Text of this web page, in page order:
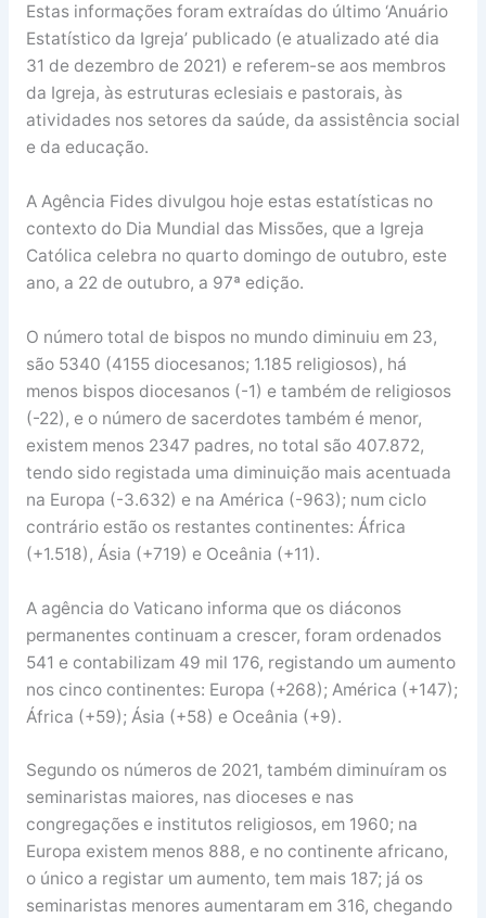
Estas informações foram extraídas do último ‘Anuário
Estatístico da Igreja’ publicado (e atualizado até dia
31 de dezembro de 2021) e referem-se aos membros
da Igreja, às estruturas eclesiais e pastorais, às
atividades nos setores da saúde, da assistência social
e da educação.
A Agência Fides divulgou hoje estas estatísticas no
contexto do Dia Mundial das Missões, que a Igreja
Católica celebra no quarto domingo de outubro, este
ano, a 22 de outubro, a 97ª edição.
O número total de bispos no mundo diminuiu em 23,
são 5340 (4155 diocesanos; 1.185 religiosos), há
menos bispos diocesanos (-1) e também de religiosos
(-22), e o número de sacerdotes também é menor,
existem menos 2347 padres, no total são 407.872,
tendo sido registada uma diminuição mais acentuada
na Europa (-3.632) e na América (-963); num ciclo
contrário estão os restantes continentes: África
(+1.518), Ásia (+719) e Oceânia (+11).
A agência do Vaticano informa que os diáconos
permanentes continuam a crescer, foram ordenados
541 e contabilizam 49 mil 176, registando um aumento
nos cinco continentes: Europa (+268); América (+147);
África (+59); Ásia (+58) e Oceânia (+9).
Segundo os números de 2021, também diminuíram os
seminaristas maiores, nas dioceses e nas
congregações e institutos religiosos, em 1960; na
Europa existem menos 888, e no continente africano,
o único a registar um aumento, tem mais 187; já os
seminaristas menores aumentaram em 316, chegando